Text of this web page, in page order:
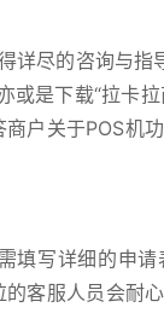
详尽的咨询与
或是下载“拉卡
户关于POS机
填写详细的申
客服人员会耐